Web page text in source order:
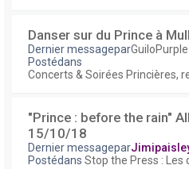
Danser sur du Prince à
Dernier messageparGuiloPurple
Postédans
Concerts & Soirées Princières,
"Prince : before the rain"
15/10/18
Dernier messagepar
Postédans Stop the Press :